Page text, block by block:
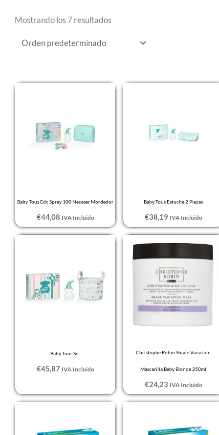
Mostrando los 7 resultados
Baby Tous Edc Spray 100 Neceser Mordedor
€44,08 IVA Incluido
Baby Tous Estuche 2 Piezas
€38,19 IVA Incluido
Baby Tous Set
€45,87 IVA Incluido
Christophe Robin Shade Variation
Mascarilla Baby Blonde 250ml
€24,23 IVA Incluido